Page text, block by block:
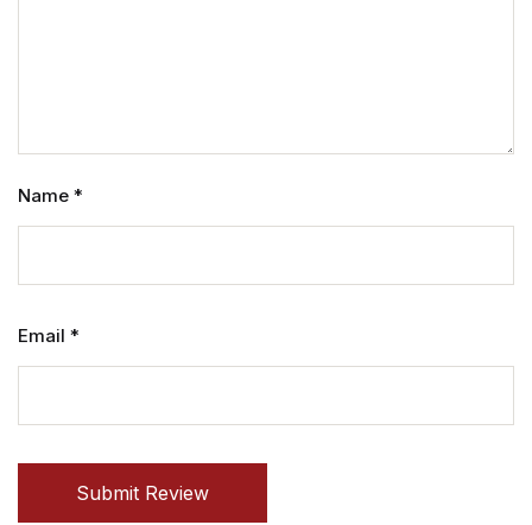
Name *
Email *
Submit Review